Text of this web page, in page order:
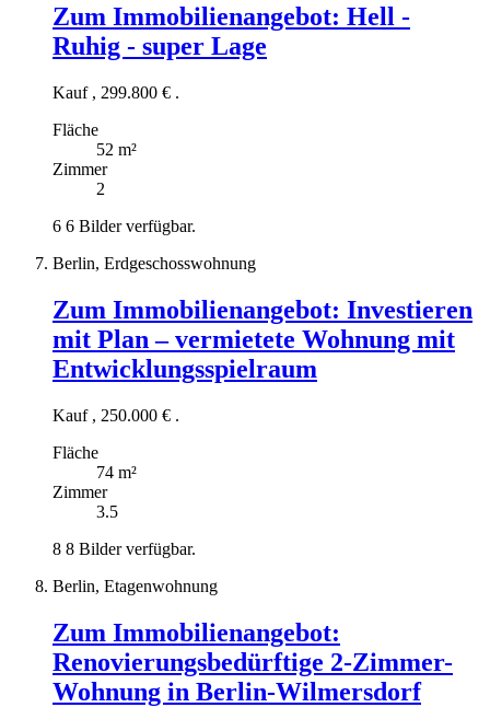
Zum Immobilienangebot: Hell -
Ruhig - super Lage
Kauf , 299.800 € .
Fläche
52 m²
Zimmer
2
6 6 Bilder verfügbar.
Berlin, Erdgeschosswohnung
Zum Immobilienangebot: Investieren
mit Plan – vermietete Wohnung mit
Entwicklungsspielraum
Kauf , 250.000 € .
Fläche
74 m²
Zimmer
3.5
8 8 Bilder verfügbar.
Berlin, Etagenwohnung
Zum Immobilienangebot:
Renovierungsbedürftige 2-Zimmer-
Wohnung in Berlin-Wilmersdorf